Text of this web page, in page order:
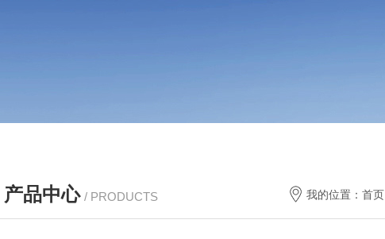
产品中心 / PRODUCTS 我的位置： 首页